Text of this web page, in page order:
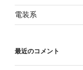
電装系
最近のコメント